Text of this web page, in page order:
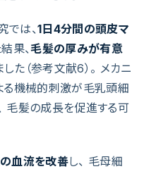
では、1日4分間の頭皮マ
果、毛髪の厚みが有意
た（参考文献6）。 メカニ
る機械的刺激が毛乳頭細
毛髪の成長を促進する可
血流を改善し、 毛母細